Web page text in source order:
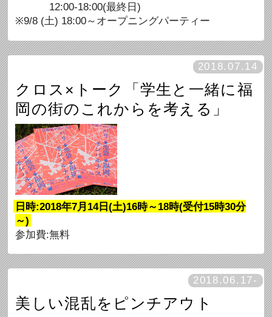
12:00-18:00(最終日)
※9/8 (土) 18:00～オープニングパーティー
2018.07.14
クロス×トーク「学生と一緒に福
岡の街のこれからを考える」
日時:2018年7月14日(土)16時～18時(受付15時30分
～)
参加費:無料
2018.06.17-
美しい混乱をピンチアウト